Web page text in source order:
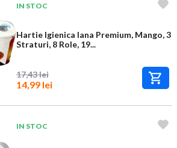
IN STOC
Hartie Igienica Iana Premium, Mango, 3
Straturi, 8 Role, 19...
17,43 lei
14,99 lei
IN STOC